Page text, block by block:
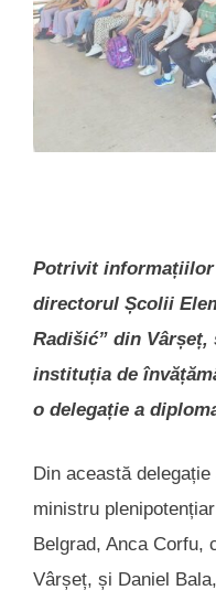
Potrivit informațiilor
directorul Școlii
Radišić” din Vârșeț,
instituția de
o delegație a
Din această
ministru
Belgrad, Anca Corfu,
Vârșeț, și Daniel